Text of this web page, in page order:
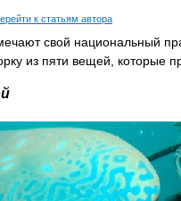
к статьям автора
свой национальный
из пяти вещей, которые